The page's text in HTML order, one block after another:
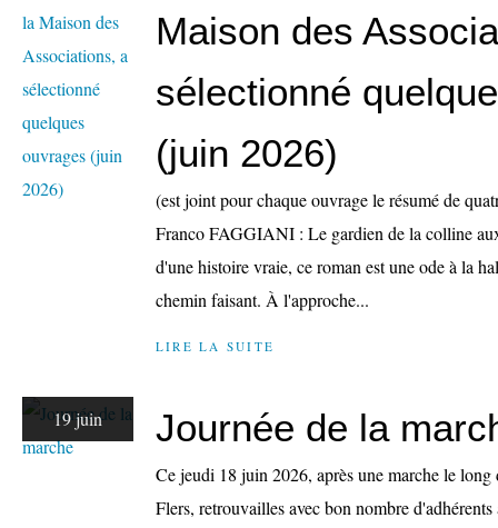
Maison des
sélectionné
(juin 2026)
(est joint pour chaque ouvrage le résumé de
Franco FAGGIANI : Le gardien de la colline
d'une histoire vraie, ce roman est une ode à la
chemin faisant. À l'approche...
LIRE LA SUITE
19 juin Journée de la
Ce jeudi 18 juin 2026, après une marche le
Flers, retrouvailles avec bon nombre